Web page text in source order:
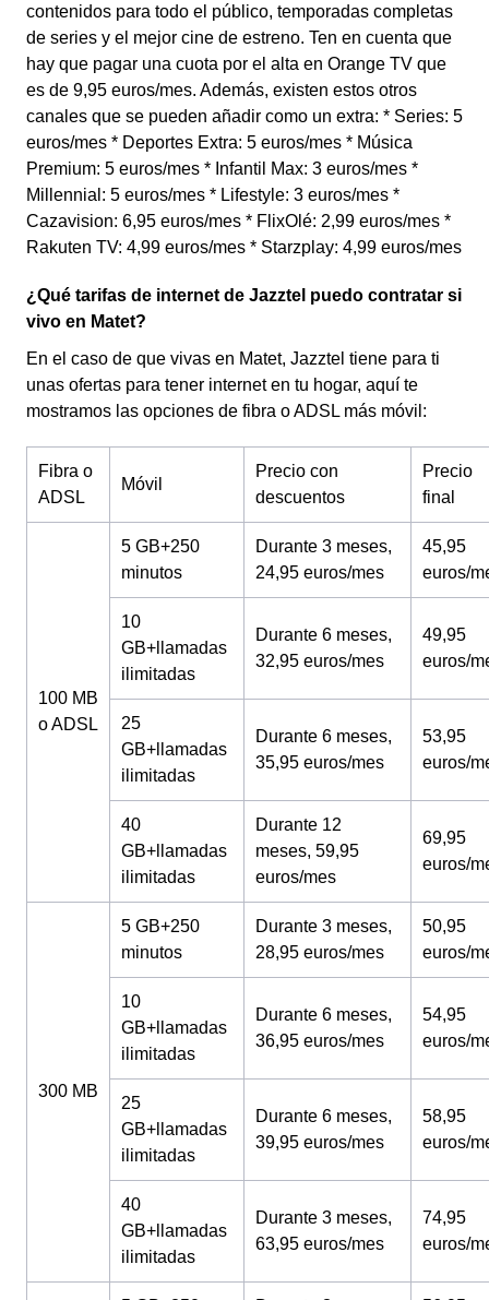
contenidos para todo el público, temporadas completas
de series y el mejor cine de estreno. Ten en cuenta que
hay que pagar una cuota por el alta en Orange TV que
es de 9,95 euros/mes. Además, existen estos otros
canales que se pueden añadir como un extra: * Series: 5
euros/mes * Deportes Extra: 5 euros/mes * Música
Premium: 5 euros/mes * Infantil Max: 3 euros/mes *
Millennial: 5 euros/mes * Lifestyle: 3 euros/mes *
Cazavision: 6,95 euros/mes * FlixOlé: 2,99 euros/mes *
Rakuten TV: 4,99 euros/mes * Starzplay: 4,99 euros/mes
¿Qué tarifas de internet de Jazztel puedo contratar si
vivo en Matet?
En el caso de que vivas en Matet, Jazztel tiene para ti
unas ofertas para tener internet en tu hogar, aquí te
mostramos las opciones de fibra o ADSL más móvil:
Fibra o
ADSL
Móvil
Precio con
descuentos
Precio
final
100 MB
o ADSL
5 GB+250
minutos
Durante 3 meses,
24,95 euros/mes
45,95
euros/
10
GB+llamadas
ilimitadas
Durante 6 meses,
32,95 euros/mes
49,95
euros/
25
GB+llamadas
ilimitadas
Durante 6 meses,
35,95 euros/mes
53,95
euros/
40
GB+llamadas
ilimitadas
Durante 12
meses, 59,95
euros/mes
69,95
euros/
300 MB
5 GB+250
minutos
Durante 3 meses,
28,95 euros/mes
50,95
euros/
10
GB+llamadas
ilimitadas
Durante 6 meses,
36,95 euros/mes
54,95
euros/
25
GB+llamadas
ilimitadas
Durante 6 meses,
39,95 euros/mes
58,95
euros/
40
GB+llamadas
ilimitadas
Durante 3 meses,
63,95 euros/mes
74,95
euros/